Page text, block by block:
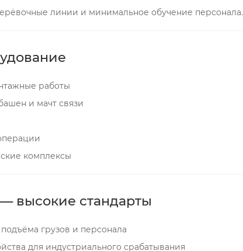
линии и минимальное обучение персонала.
работы
и мачт связи
комплексы
высокие стандарты
грузов и персонала
для индустриального срабатывания